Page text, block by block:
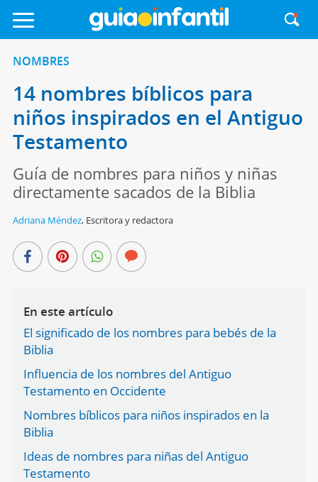
NOMBRES
14 nombres bíblicos para
niños inspirados en el Antiguo
Testamento
Guía de nombres para niños y niñas
directamente sacados de la Biblia
Adriana Méndez, Escritora y redactora
En este artículo
El significado de los nombres para bebés de la
Biblia
Influencia de los nombres del Antiguo
Testamento en Occidente
Nombres bíblicos para niños inspirados en la
Biblia
Ideas de nombres para niñas del Antiguo
Testamento